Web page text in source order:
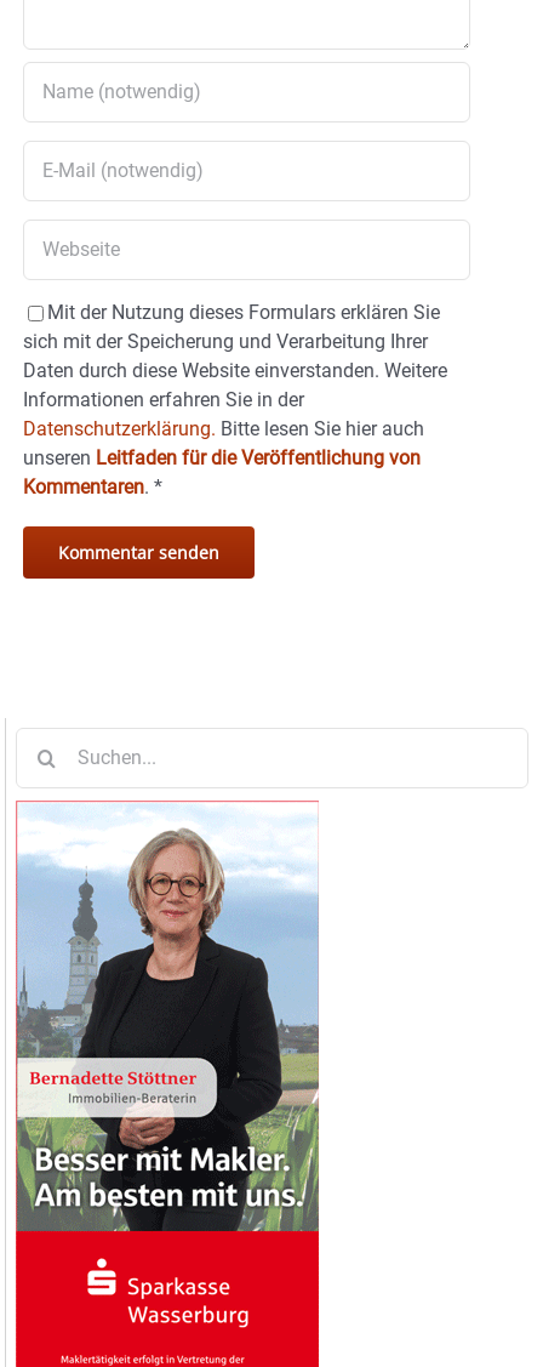
Mit der Nutzung dieses Formulars erklären Sie
sich mit der Speicherung und Verarbeitung Ihrer
Daten durch diese Website einverstanden. Weitere
Informationen erfahren Sie in der
Datenschutzerklärung. Bitte lesen Sie hier auch
unseren Leitfaden für die Veröffentlichung von
Kommentaren. *
nach: